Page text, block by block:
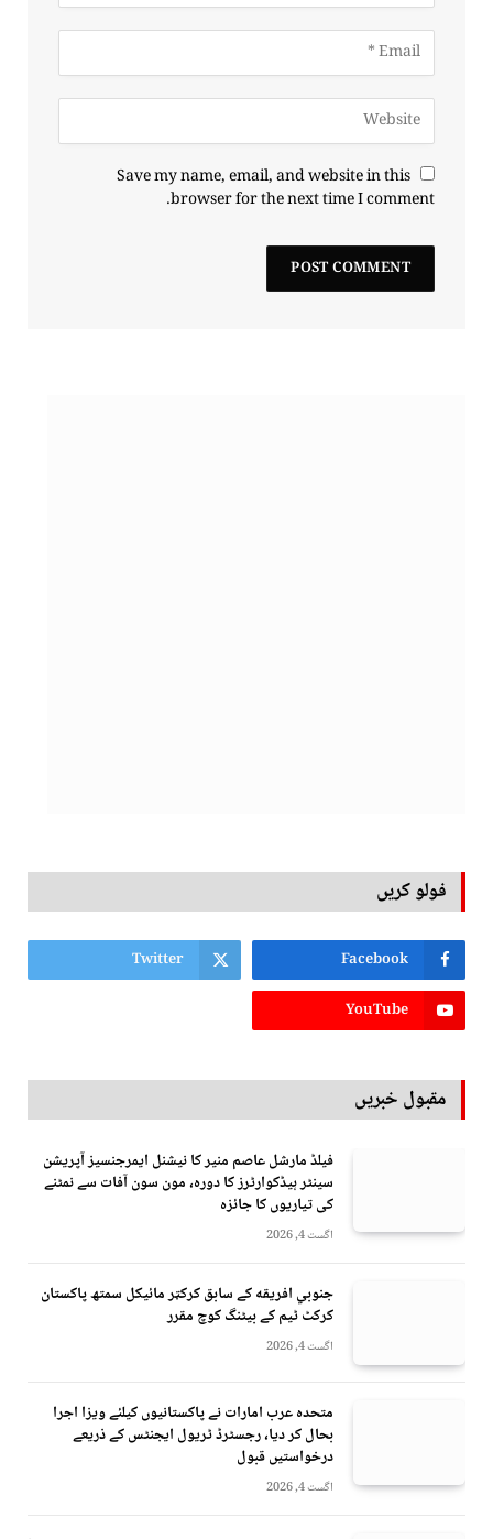
Save my name, email, and website in this
browser for the next time I comment.
فولو کریں
Facebook
Twitter
YouTube
مقبول خبریں
فیلڈ مارشل عاصم منیر کا نیشنل ایمرجنسیز آپریشن
سینٹر ہیڈکوارٹرز کا دورہ، مون سون آفات سے نمٹنے
کی تیاریوں کا جائزہ
اگست 4, 2026
جنوبي افريقه کے سابق کرکټر مائیکل سمتھ پاکستان
کرکٹ ٹیم کے بیٹنگ کوچ مقرر
اگست 4, 2026
متحدہ عرب امارات نے پاکستانیوں کیلئے ویزا اجرا
بحال کر دیا، رجسٹرڈ ٹریول ایجنٹس کے ذریعے
درخواستیں قبول
اگست 4, 2026